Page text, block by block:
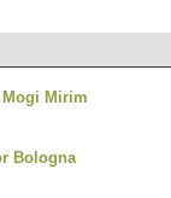
Mirim
Bologna